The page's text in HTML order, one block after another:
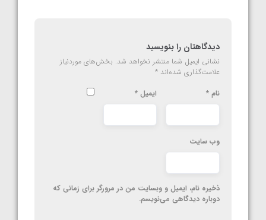
دیدگاهتان را بنویسید
نشانی ایمیل شما منتشر نخواهد شد. بخش‌های موردنیاز
علامت‌گذاری شده‌اند *
نام * ایمیل *
وب‌ سایت
ذخیره نام، ایمیل و وبسایت من در مرورگر برای زمانی که
دوباره دیدگاهی می‌نویسم.